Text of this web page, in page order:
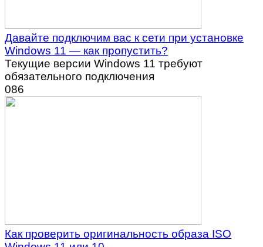
Давайте подключим вас к сети при установке
Windows 11 — как пропустить?
Текущие версии Windows 11 требуют
обязательного подключения
086
Как проверить оригинальность образа ISO